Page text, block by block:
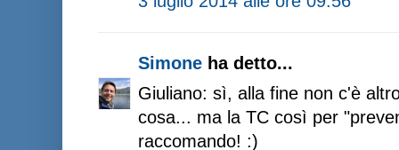
Simone ha detto...
Giuliano: sì, alla fine non c'è
cosa... ma la TC così per
raccomando! :)